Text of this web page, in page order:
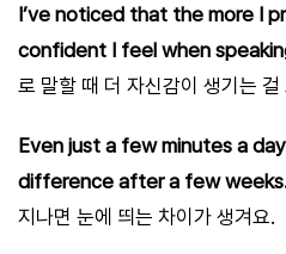
I’ve noticed that the more I
confident I feel when
로 말할 때 더 자신감이 생기는 걸
Even just a few minutes a
difference after a few
지나면 눈에 띄는 차이가 생겨요.